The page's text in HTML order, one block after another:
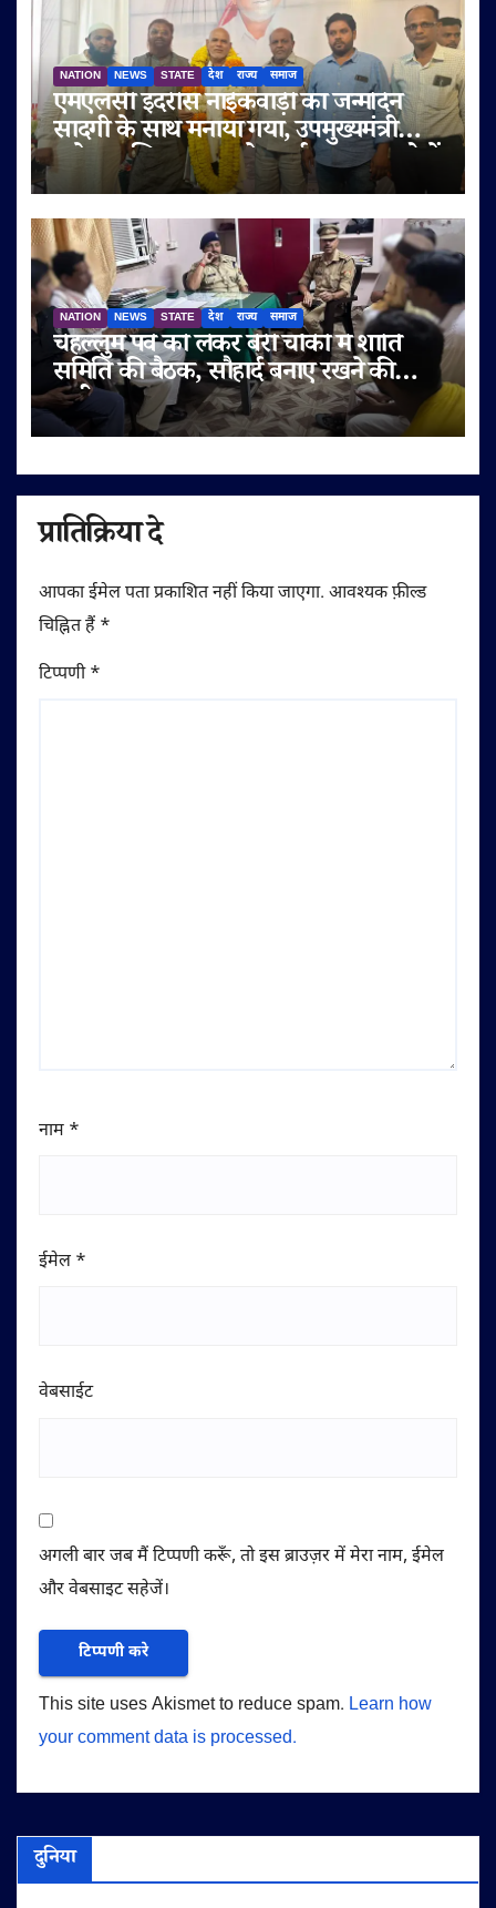
NATION NEWS STATE देश राज्य समाज
एमएलसी इदरीस नाईकवाड़ी का जन्मदिन
सादगी के साथ मनाया गया, उपमुख्यमंत्री
सुनेत्रा अजित पवार समेत कई गणमान्य लोगों
ने दी शुभकामनाएं
NATION NEWS STATE देश राज्य समाज
चेहल्लुम पर्व को लेकर बेरी चौकी में शांति
समिति की बैठक, सौहार्द बनाए रखने की
अपील
प्रातिक्रिया दे
आपका ईमेल पता प्रकाशित नहीं किया जाएगा. आवश्यक फ़ील्ड
चिह्नित हैं *
टिप्पणी*
नाम *
ईमेल *
वेबसाईट
अगली बार जब मैं टिप्पणी करूँ, तो इस ब्राउज़र में मेरा नाम, ईमेल
और वेबसाइट सहेजें।
This site uses Akismet to reduce spam. Learn how
your comment data is processed.
दुनिया